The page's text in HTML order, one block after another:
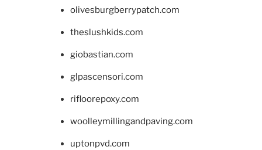
olivesburgberrypatch.com
theslushkids.com
giobastian.com
glpascensori.com
rifloorepoxy.com
woolleymillingandpaving.com
uptonpvd.com